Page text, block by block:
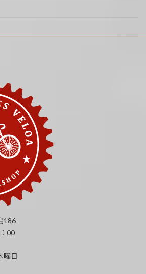
186
00
曜日